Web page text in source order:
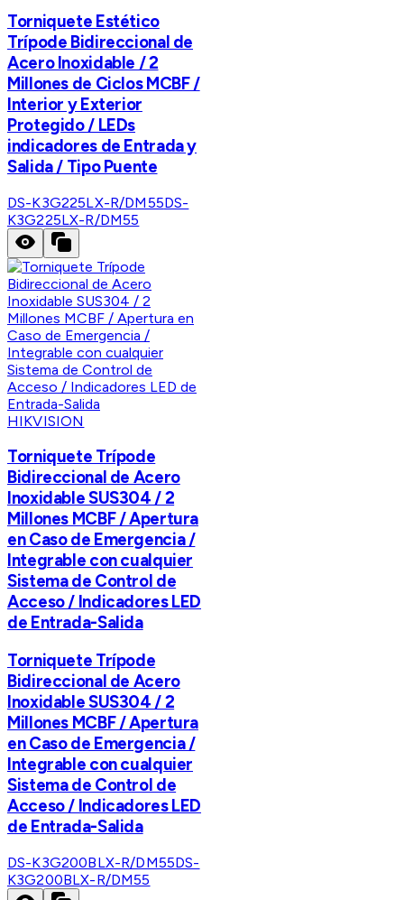
Torniquete Estético
Trípode Bidireccional de
Acero Inoxidable / 2
Millones de Ciclos MCBF /
Interior y Exterior
Protegido / LEDs
indicadores de Entrada y
Salida / Tipo Puente
DS-K3G225LX-R/DM55DS-
K3G225LX-R/DM55
HIKVISION
Torniquete Trípode
Bidireccional de Acero
Inoxidable SUS304 / 2
Millones MCBF / Apertura
en Caso de Emergencia /
Integrable con cualquier
Sistema de Control de
Acceso / Indicadores LED
de Entrada-Salida
Torniquete Trípode
Bidireccional de Acero
Inoxidable SUS304 / 2
Millones MCBF / Apertura
en Caso de Emergencia /
Integrable con cualquier
Sistema de Control de
Acceso / Indicadores LED
de Entrada-Salida
DS-K3G200BLX-R/DM55DS-
K3G200BLX-R/DM55